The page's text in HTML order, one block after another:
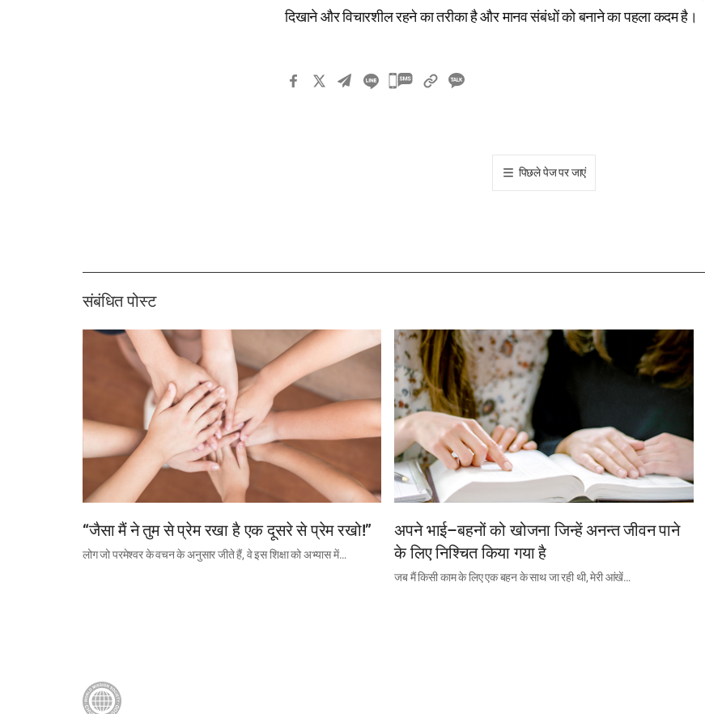
दिखाने और विचारशील रहने का तरीका है और मानव संबंधों को बनाने का पहला कदम है।
카
पिछले पेज पर जाएं
संबंधित पोस्ट
“जैसा मैं ने तुम से प्रेम रखा है एक दूसरे से प्रेम रखो!”
लोग जो परमेश्वर के वचन के अनुसार जीते हैं, वे इस शिक्षा को अभ्यास में…
अपने भाई–बहनों को खोजना जिन्हें अनन्त जीवन पाने
के लिए निश्चित किया गया है
जब मैं किसी काम के लिए एक बहन के साथ जा रही थी, मेरी आंखें…